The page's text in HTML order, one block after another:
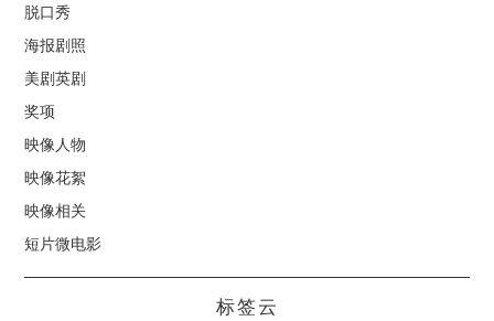
脱口秀
海报剧照
美剧英剧
奖项
映像人物
映像花絮
映像相关
短片微电影
标签云